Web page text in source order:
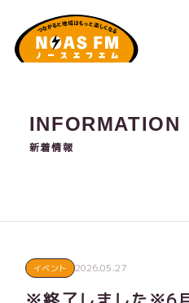
INFORMATION
新着情報
イベント 2026.05.27